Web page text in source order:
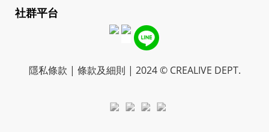
社群平台
隱私條款 | 條款及細則 | 2024 © CREALIVE DEPT.